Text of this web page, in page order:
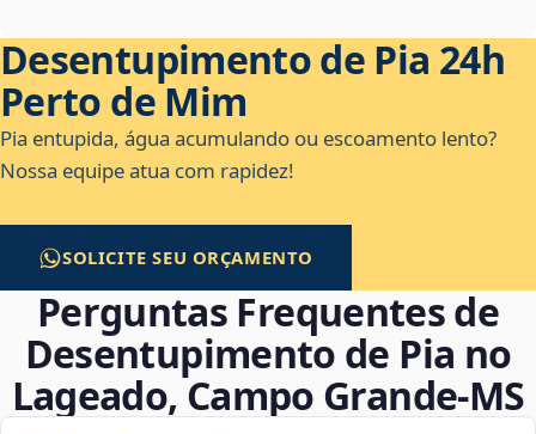
Desentupimento de Pia 24h
Perto de Mim
Pia entupida, água acumulando ou escoamento lento?
Nossa equipe atua com rapidez!
SOLICITE SEU ORÇAMENTO
Perguntas Frequentes de
Desentupimento de Pia no
Lageado, Campo Grande‑MS